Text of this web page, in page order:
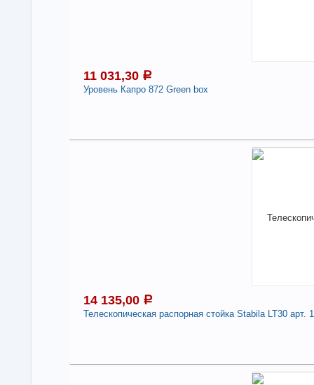
11 031,30 a
Уровень Капро 872 Green box
14 135,00 a
Телескопическая распорная стойка Stabila LT30 арт.